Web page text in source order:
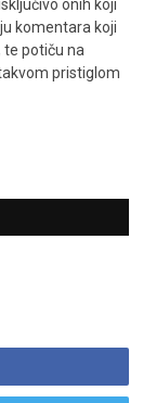
onih koji
komentara koji
te potiču na
pristiglom